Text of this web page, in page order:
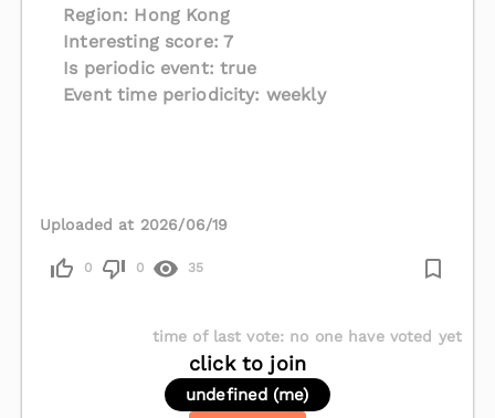
Region: Hong Kong
Interesting score: 7
Is periodic event: true
Event time periodicity: weekly
Uploaded at 2026/06/19
0 0 35
time of last vote: no one have voted yet
click to join
undefined (me)